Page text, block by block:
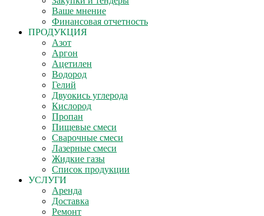
Ваше мнение
Финансовая отчетность
ПРОДУКЦИЯ
Азот
Аргон
Ацетилен
Водород
Гелий
Двуокись углерода
Кислород
Пропан
Пищевые смеси
Сварочные смеси
Лазерные смеси
Жидкие газы
Список продукции
УСЛУГИ
Аренда
Доставка
Ремонт